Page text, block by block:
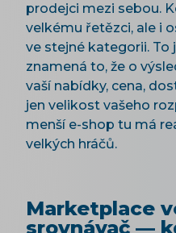
prodejci mezi sebou.
velkému řetězci, ale i
ve stejné kategorii. To
znamená to, že o
vaší nabídky, cena,
jen velikost vašeho
menší e-shop tu má
velkých hráčů.
Marketplace
srovnávač —